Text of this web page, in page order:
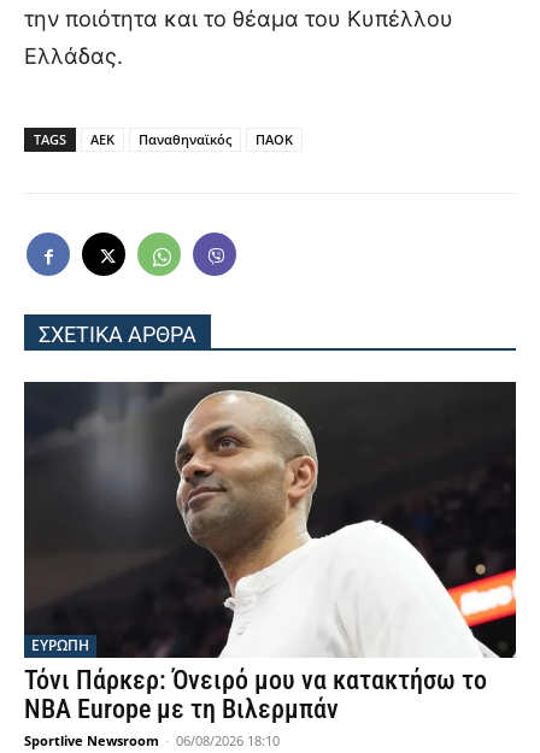
την ποιότητα και το θέαμα του Κυπέλλου
Ελλάδας.
TAGS ΑΕΚ Παναθηναϊκός ΠΑΟΚ
ΣΧΕΤΙΚΑ ΑΡΘΡΑ
ΕΥΡΩΠΗ
Τόνι Πάρκερ: Όνειρό μου να κατακτήσω το
NBA Europe με τη Βιλερμπάν
Sportlive Newsroom - 06/08/2026 18:10